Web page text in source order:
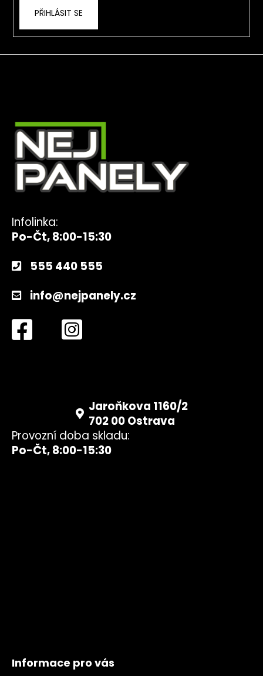
PŘIHLÁSIT SE
Infolinka:
Po-Čt, 8:00-15:30
555 440 555
info@nejpanely.cz
Jaroňkova 1160/2
702 00 Ostrava
Provozní doba skladu:
Po-Čt, 8:00-15:30
Informace pro vás